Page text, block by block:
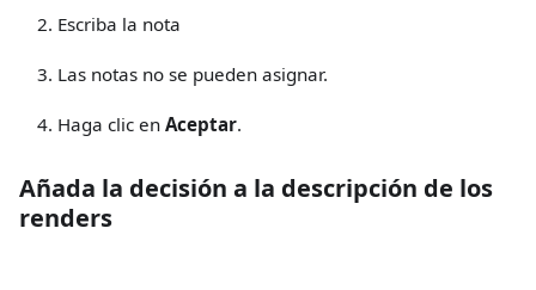
Escriba la nota
Las notas no se pueden asignar.
Haga clic en Aceptar.
Añada la decisión a la descripción de los
renders